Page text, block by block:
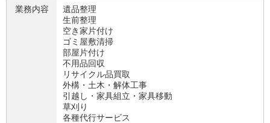
業務内容
遺品整理
生前整理
空き家片付け
ゴミ屋敷清掃
部屋片付け
不用品回収
リサイクル品買取
外構・土木・解体工事
引越し・家具組立・家具移動
草刈り
各種代行サービス